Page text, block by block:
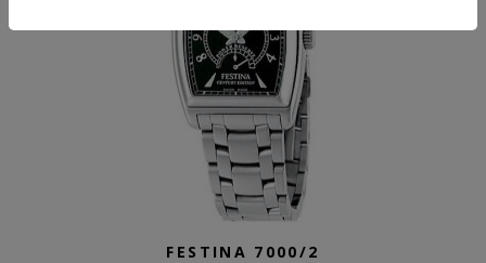
FESTINA 7000/2